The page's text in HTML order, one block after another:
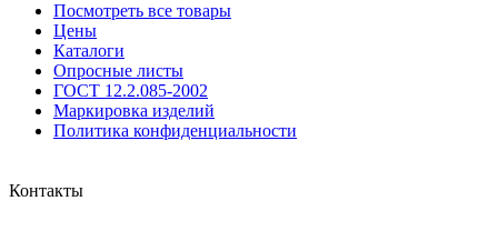
Посмотреть все товары
Цены
Каталоги
Опросные листы
ГОСТ 12.2.085-2002
Маркировка изделий
Политика конфиденциальности
Контакты